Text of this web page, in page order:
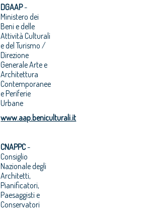
DGAAP-
Ministero dei
Beni e delle
Attività Culturali
e del Turismo /
Direzione
Generale Arte e
Architettura
Contemporanee
e Periferie
Urbane
www.aap.beniculturali.it
CNAPPC-
Consiglio
Nazionale degli
Architetti,
Pianificatori,
Paesaggisti e
Conservatori